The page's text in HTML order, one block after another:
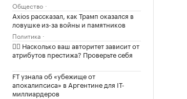
Общество
Axios рассказал, как Трамп оказался в
ловушке из-за войны и памятников
Политика
✍🏻 Насколько ваш авторитет зависит от
атрибутов престижа? Проверьте себя
FT узнала об «убежище от
апокалипсиса» в Аргентине для IT-
миллиардеров